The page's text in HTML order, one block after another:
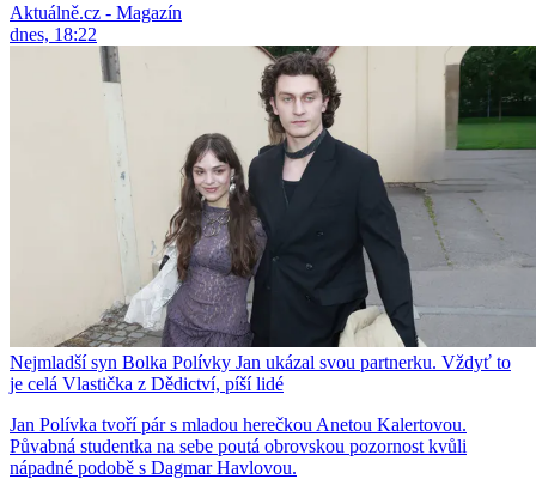
Aktuálně.cz - Magazín
dnes, 18:22
Nejmladší syn Bolka Polívky Jan ukázal svou partnerku. Vždyť to
je celá Vlastička z Dědictví, píší lidé
Jan Polívka tvoří pár s mladou herečkou Anetou Kalertovou.
Půvabná studentka na sebe poutá obrovskou pozornost kvůli
nápadné podobě s Dagmar Havlovou.